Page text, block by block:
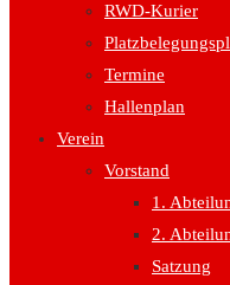
RWD-Kurier
Termine
Hallenplan
Verein
Vorstand
1.
2.
Satzung